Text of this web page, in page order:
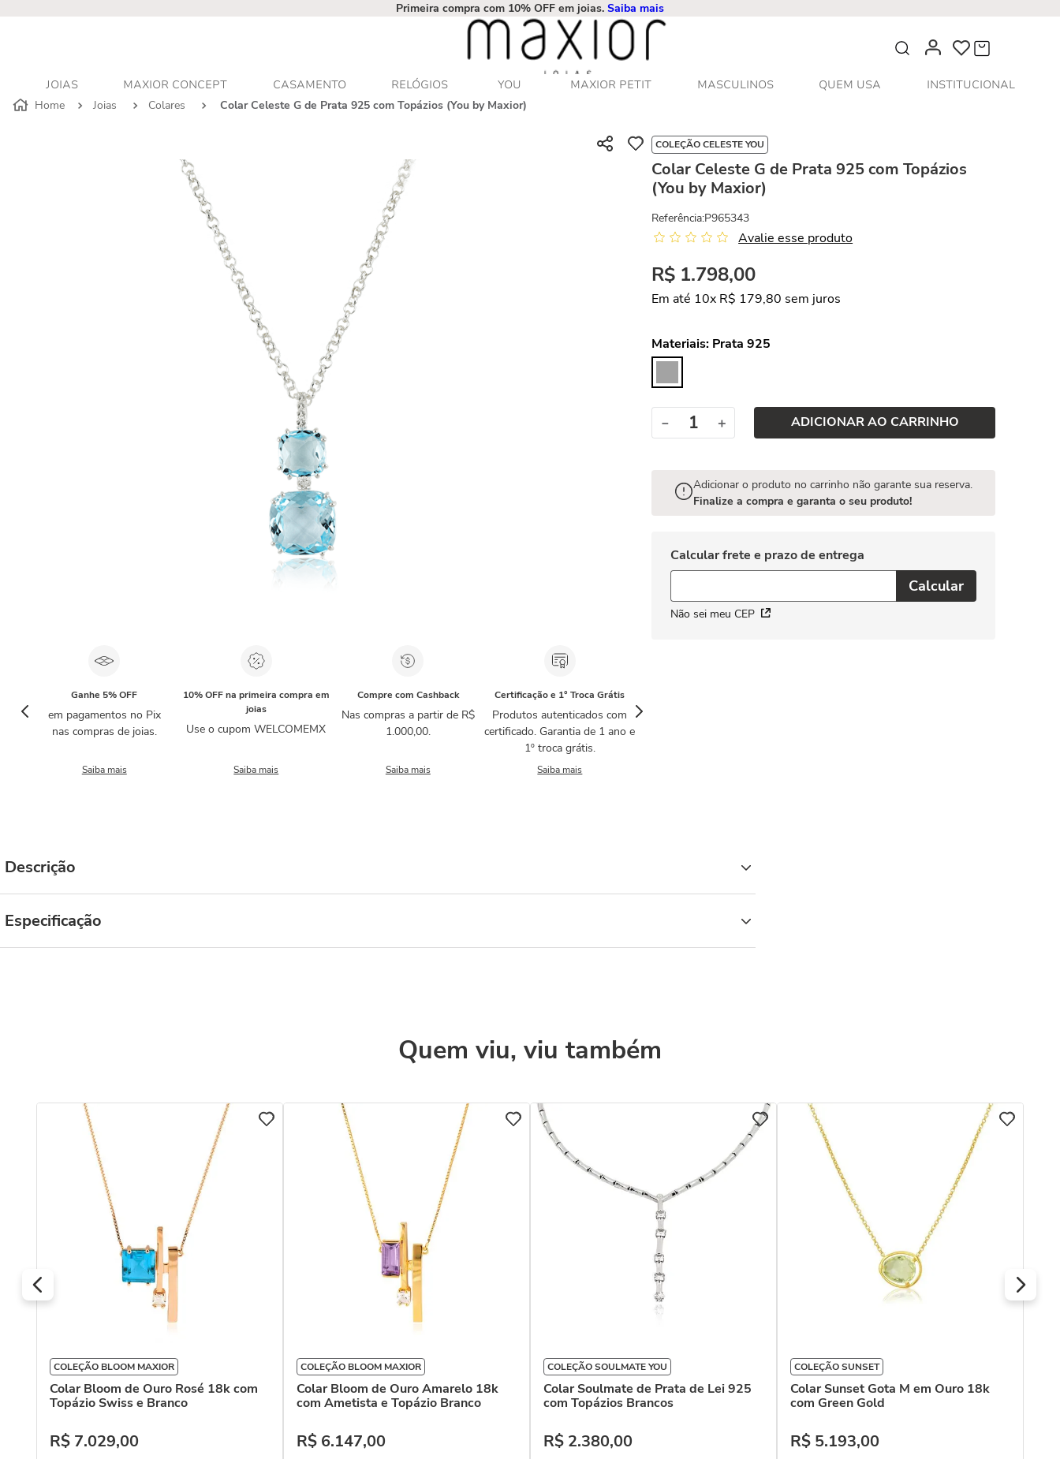
Primeira compra com 10% OFF em joias. Saiba mais
O que você procura?
JOIAS MAXIOR CONCEPT CASAMENTO RELÓGIOS YOU MAXIOR PETIT MASCULINOS QUEM USA
INSTITUCIONAL
Joias
Colares Colar Celeste G de Prata 925 com Topázios (You by Maxior)
Ganhe 5% OFF
em pagamentos no Pix
nas compras de joias.
Saiba mais
10% OFF na primeira compra em
joias
Use o cupom WELCOMEMX
Saiba mais
Compre com Cashback
Nas compras a partir de R$
1.000,00.
Saiba mais
Certificação e 1° Troca Grátis
Produtos autenticados com
certificado. Garantia de 1 ano e
1º troca grátis.
Saiba mais
COLEÇÃO CELESTE YOU
Colar Celeste G de Prata 925 com Topázios
(You by Maxior)
Referência:P965343
Avalie esse produto
R$ 1.798,00
Em até 10x R$ 179,80 sem juros
Materiais: Prata 925
＋
－ ADICIONAR AO CARRINHO
Adicionar o produto no carrinho não garante sua reserva.
Finalize a compra e garanta o seu produto!
Não sei meu CEP
Descrição
Especificação
Quem viu, viu também
COLEÇÃO BLOOM MAXIOR
Colar Bloom de Ouro Rosé 18k com
Topázio Swiss e Branco
R$ 7.029,00
COLEÇÃO BLOOM MAXIOR
Colar Bloom de Ouro Amarelo 18k
com Ametista e Topázio Branco
R$ 6.147,00
COLEÇÃO SOULMATE YOU
Colar Soulmate de Prata de Lei 925
com Topázios Brancos
R$ 2.380,00
COLEÇÃO SUNSET
Colar Sunset Gota M em Ouro 18k
com Green Gold
R$ 5.193,00